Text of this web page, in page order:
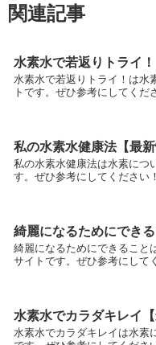
関連記事
水素水で若返りトライ！
水素水で若返りトライ！は水
トです。ぜひ参考にしてく
私の水素水健康法【最新
私の水素水健康法は水素につ
す。ぜひ参考にしてください
綺麗になるためにできる
綺麗になるためにできること
サイトです。ぜひ参考にして
水素水でカラダキレイ【
水素水でカラダキレイは水素